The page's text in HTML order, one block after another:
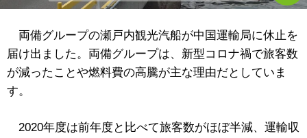
両備グループの瀬戸内観光汽船が中国運輸局に休止を
届け出ました。両備グループは、新型コロナ禍で旅客数
が減ったことや燃料費の高騰が主な理由だとしていま
す。
2020年度は前年度と比べて旅客数がほぼ半減、運輸収